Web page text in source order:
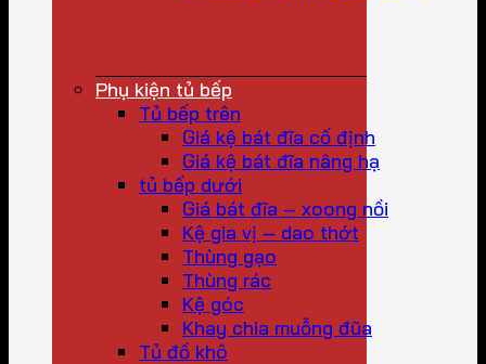
Phụ kiện tủ bếp
Tủ bếp trên
Giá kệ bát đĩa cố định
Giá kệ bát đĩa nâng hạ
tủ bếp dưới
Giá bát đĩa – xoong nồi
Kệ gia vị – dao thớt
Thùng gạo
Thùng rác
Kệ góc
Khay chia muỗng đũa
Tủ đồ khô